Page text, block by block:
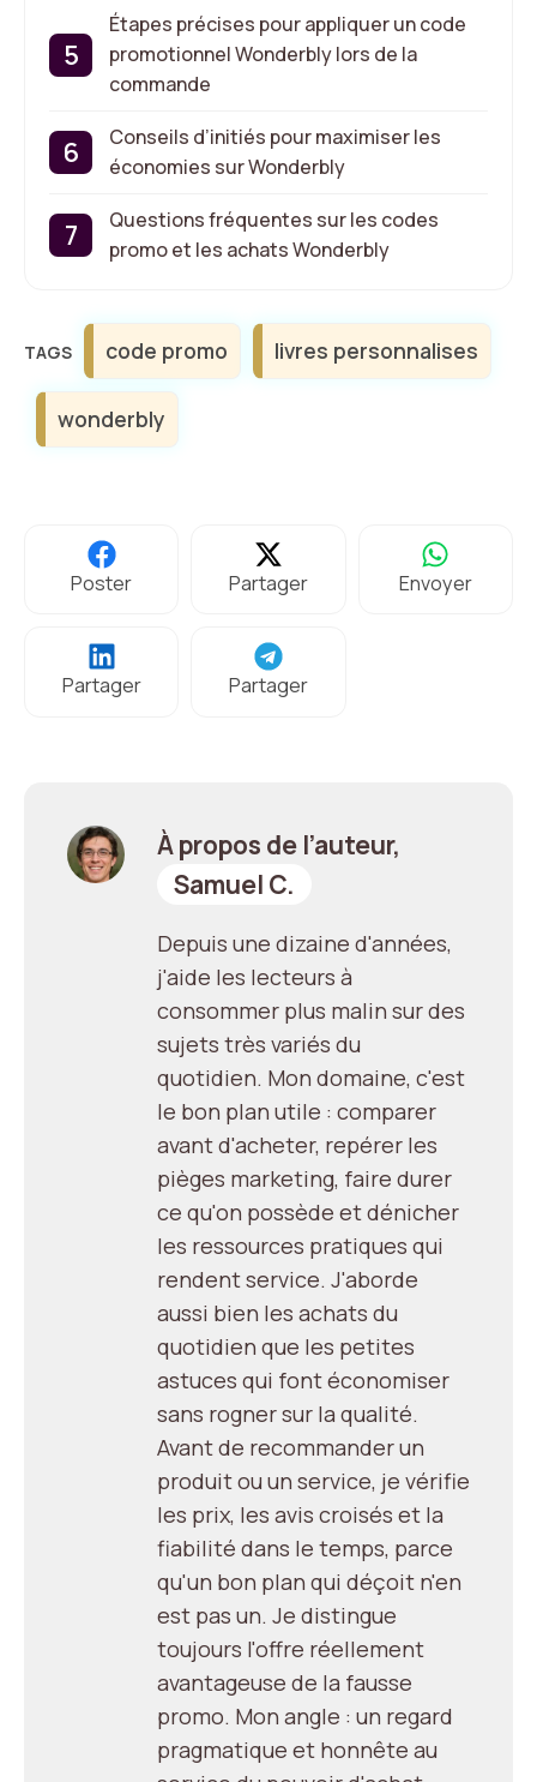
Étapes précises pour appliquer un code
promotionnel Wonderbly lors de la
commande
Conseils d’initiés pour maximiser les
économies sur Wonderbly
Questions fréquentes sur les codes
promo et les achats Wonderbly
Étiquettes
code promo livres personnalises
wonderbly
Poster Partager Envoyer
Partager Partager
À propos de l’auteur,
Samuel C.
Depuis une dizaine d'années,
j'aide les lecteurs à
consommer plus malin sur des
sujets très variés du
quotidien. Mon domaine, c'est
le bon plan utile : comparer
avant d'acheter, repérer les
pièges marketing, faire durer
ce qu'on possède et dénicher
les ressources pratiques qui
rendent service. J'aborde
aussi bien les achats du
quotidien que les petites
astuces qui font économiser
sans rogner sur la qualité.
Avant de recommander un
produit ou un service, je vérifie
les prix, les avis croisés et la
fiabilité dans le temps, parce
qu'un bon plan qui déçoit n'en
est pas un. Je distingue
toujours l'offre réellement
avantageuse de la fausse
promo. Mon angle : un regard
pragmatique et honnête au